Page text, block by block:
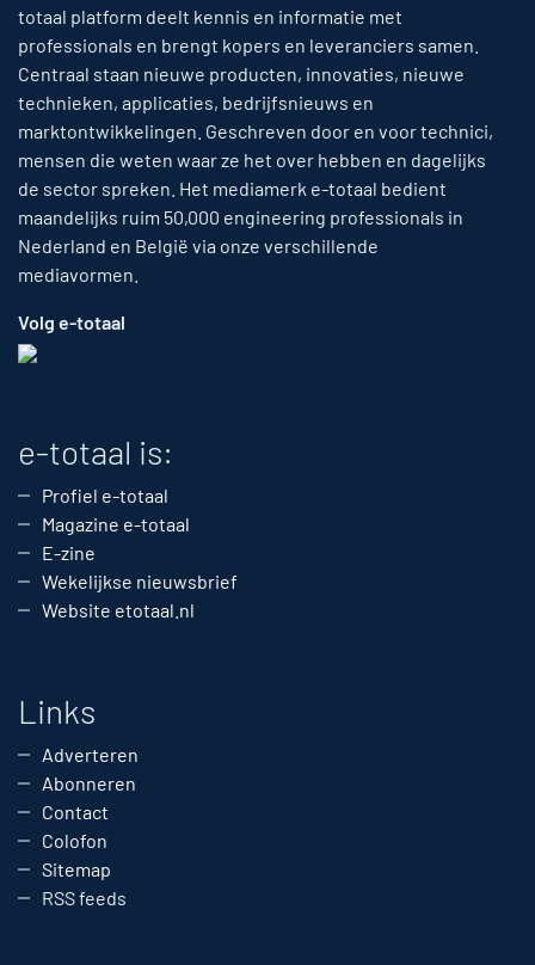
totaal platform deelt kennis en informatie met
professionals en brengt kopers en leveranciers samen.
Centraal staan nieuwe producten, innovaties, nieuwe
technieken, applicaties, bedrijfsnieuws en
marktontwikkelingen. Geschreven door en voor technici,
mensen die weten waar ze het over hebben en dagelijks
de sector spreken. Het mediamerk e-totaal bedient
maandelijks ruim 50,000 engineering professionals in
Nederland en België via onze verschillende
mediavormen.
Volg e-totaal
e-totaal is:
Profiel e-totaal
Magazine e-totaal
E-zine
Wekelijkse nieuwsbrief
Website etotaal.nl
Links
Adverteren
Abonneren
Contact
Colofon
Sitemap
RSS feeds